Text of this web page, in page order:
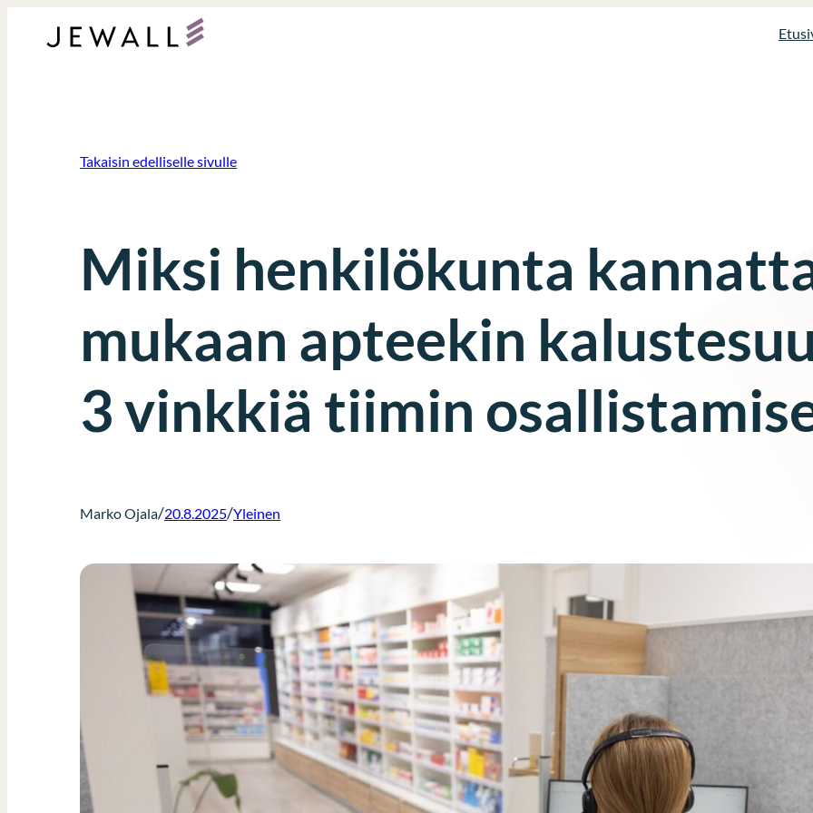
sisältöön
Takaisin edelliselle sivulle
Miksi henkilökunta
mukaan apteekin
3 vinkkiä tiimin
Marko Ojala/20.8.2025/Yleinen